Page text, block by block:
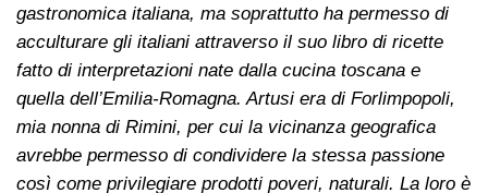
gastronomica italiana, ma soprattutto ha permesso di
acculturare gli italiani attraverso il suo libro di ricette
fatto di interpretazioni nate dalla cucina toscana e
quella dell’Emilia-Romagna. Artusi era di Forlimpopoli,
mia nonna di Rimini, per cui la vicinanza geografica
avrebbe permesso di condividere la stessa passione
così come privilegiare prodotti poveri, naturali. La loro è